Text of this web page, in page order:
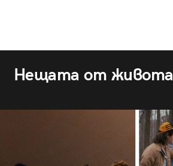
Нещата от живота